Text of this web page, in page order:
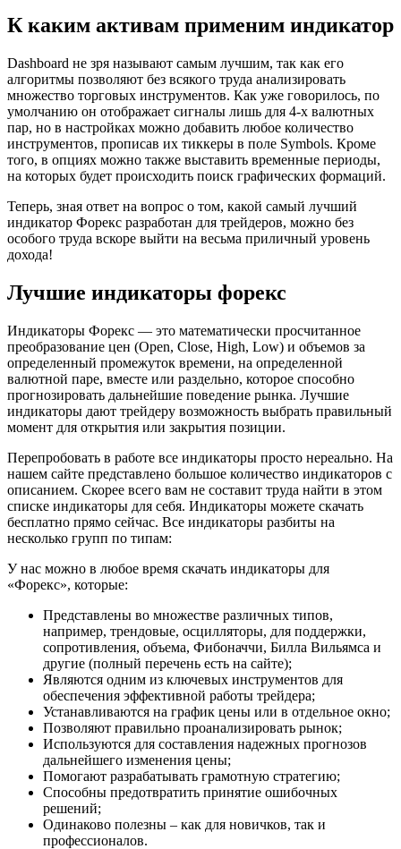
К каким активам применим индикатор
Dashboard не зря называют самым лучшим, так как его
алгоритмы позволяют без всякого труда анализировать
множество торговых инструментов. Как уже говорилось, по
умолчанию он отображает сигналы лишь для 4-х валютных
пар, но в настройках можно добавить любое количество
инструментов, прописав их тиккеры в поле Symbols. Кроме
того, в опциях можно также выставить временные периоды,
на которых будет происходить поиск графических формаций.
Теперь, зная ответ на вопрос о том, какой самый лучший
индикатор Форекс разработан для трейдеров, можно без
особого труда вскоре выйти на весьма приличный уровень
дохода!
Лучшие индикаторы форекс
Индикаторы Форекс — это математически просчитанное
преобразование цен (Open, Close, High, Low) и объемов за
определенный промежуток времени, на определенной
валютной паре, вместе или раздельно, которое способно
прогнозировать дальнейшие поведение рынка. Лучшие
индикаторы дают трейдеру возможность выбрать правильный
момент для открытия или закрытия позиции.
Перепробовать в работе все индикаторы просто нереально. На
нашем сайте представлено большое количество индикаторов с
описанием. Скорее всего вам не составит труда найти в этом
списке индикаторы для себя. Индикаторы можете скачать
бесплатно прямо сейчас. Все индикаторы разбиты на
несколько групп по типам:
У нас можно в любое время скачать индикаторы для
«Форекс», которые:
Представлены во множестве различных типов,
например, трендовые, осцилляторы, для поддержки,
сопротивления, объема, Фибоначчи, Билла Вильямса и
другие (полный перечень есть на сайте);
Являются одним из ключевых инструментов для
обеспечения эффективной работы трейдера;
Устанавливаются на график цены или в отдельное окно;
Позволяют правильно проанализировать рынок;
Используются для составления надежных прогнозов
дальнейшего изменения цены;
Помогают разрабатывать грамотную стратегию;
Способны предотвратить принятие ошибочных
решений;
Одинаково полезны – как для новичков, так и
профессионалов.